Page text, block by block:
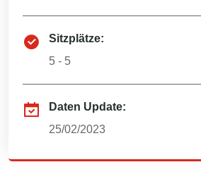
Sitzplätze:
5 - 5
Daten Update:
25/02/2023